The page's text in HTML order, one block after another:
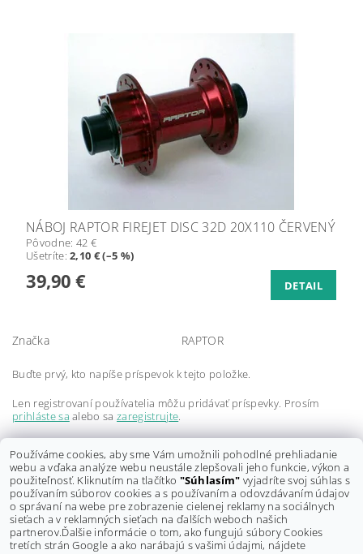
NÁBOJ RAPTOR FIREJET DISC 32D 20X110 ČERVENÝ
Pôvodne: 42 €
Ušetríte:2,10 € (–5 %)
39,90 € DETAIL
Značka RAPTOR
Buďte prvý, kto napíše príspevok k tejto položke.
Len registrovaní používatelia môžu pridávať príspevky. Prosím
prihláste sa alebo sazaregistrujte.
Len registrovaní používatelia môžu pridávať hodnotenie. Prosím
prihláste saalebo sazaregistrujte
Používáme cookies, aby sme Vám umožnili pohodlné prehliadanie
webu a vďaka analýze webu neustále zlepšovali jeho funkcie, výkon a
použiteľnosť. Kliknutím na tlačítko "Súhlasím" vyjadríte svoj súhlas s
používaním súborov cookies a s používaním a odovzdávaním údajov
o správaní na webe pre zobrazenie cielenej reklamy na sociálnych
sieťach a v reklamných sieťach na ďalších weboch našich
partnerov.Ďalšie informácie o tom, ako fungujú súbory Cookies
tretích strán Google a ako narábajú s vašimi údajmi, nájdete